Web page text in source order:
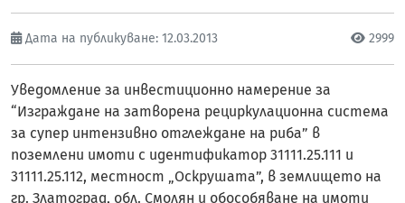
Дата на публикуване: 12.03.2013 2999
Уведомление за инвестиционно намерение за
“Изграждане на затворена рециркулационна система
за супер интензивно отглеждане на риба” в
поземлени имоти с идентификатор 31111.25.111 и
31111.25.112, местност „Оскрушата”, в землището на
гр. Златоград, обл. Смолян и обособяване на имоти